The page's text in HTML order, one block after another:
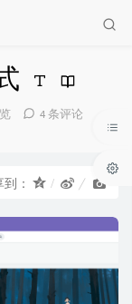
4 条评论
：